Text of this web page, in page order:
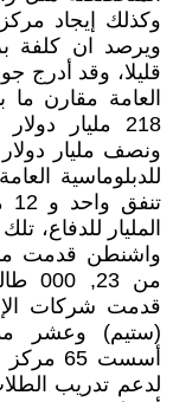
وكذلك إيجاد مركز
ويرصد ان كلفة
قليلا، وقد أدرج
العامة مقارن ما
واشنطن قدمت
من
(ستيم) وعشر
لدعم تدريب